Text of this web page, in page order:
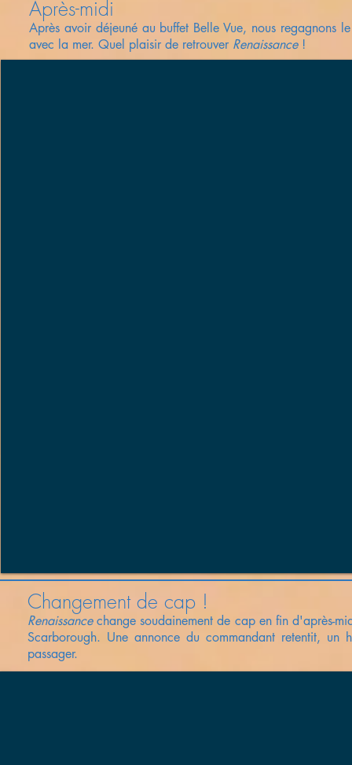
Après-midi
Après avoir déjeuné au buffet Belle Vue, nous regagnons
avec la mer. Quel plaisir de retrouver Renaissance!
Changement de cap !
Renaissance change soudainement de cap en fin d'après-
Scarborough. Une annonce du commandant retentit, un
passager.